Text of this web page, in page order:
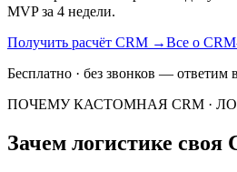
MVP за 4 недели.
Получить расчёт CRM →Все о
Бесплатно · без звонков — ответим
ПОЧЕМУ КАСТОМНАЯ CRM ·
Зачем логистике своя